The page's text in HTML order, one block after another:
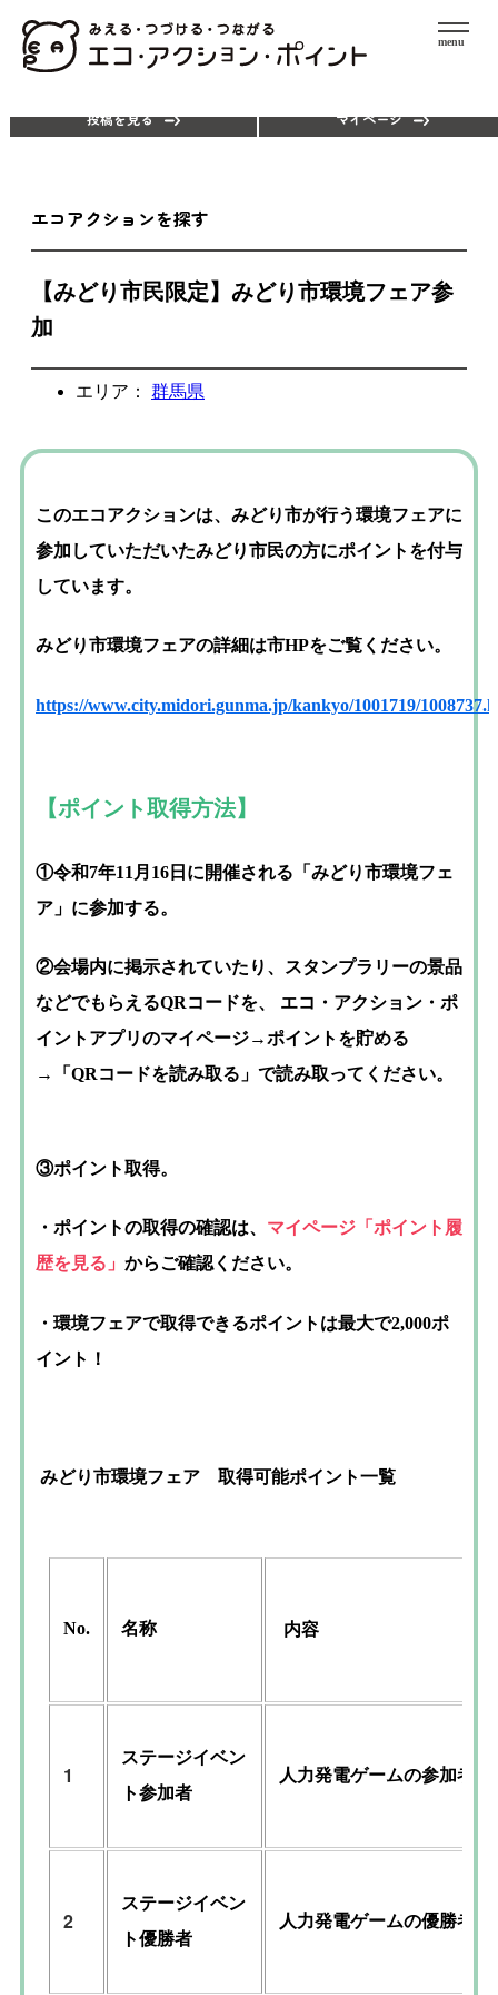
menu
投稿を見る
マイページ
エコアクションを探す
【みどり市民限定】みどり市環境フェア参
加
エリア： 群馬県
このエコアクションは、みどり市が行う環境フェアに
参加していただいたみどり市民の方にポイントを付与
しています。
みどり市環境フェアの詳細は市HPをご覧ください。
https://www.city.midori.gunma.jp/kankyo/1001719/
【ポイント取得方法】
①令和7年11月16日に開催される「みどり市環境フェ
ア」に参加する。
②会場内に掲示されていたり、スタンプラリーの景品
などでもらえるQRコードを、 エコ・アクション・ポ
イントアプリのマイページ→ポイントを貯める
→「QRコードを読み取る」 で読み取ってください。
③ポイント取得。
・ポイントの取得の確認は、 マイページ「ポイント履
歴を見る」 からご確認ください。
・環境フェアで取得できるポイントは最大で2,000ポ
イント！
みどり市環境フェア 取得可能ポイント一覧
No. 名称 内容
1
ステージイベン
ト参加者
人力発電ゲームの参加者に
2
ステージイベン
ト優勝者
人力発電ゲームの優勝者に